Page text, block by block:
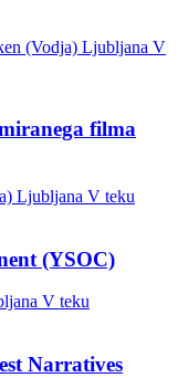
(Vodja) Ljubljana V
filma
Ljubljana V teku
(YSOC)
V teku
Narratives